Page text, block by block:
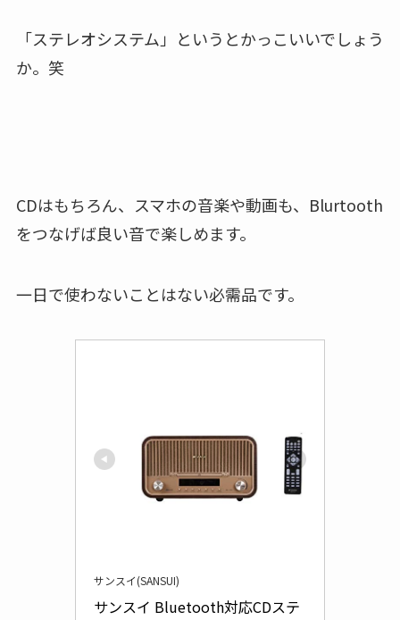
「ステレオシステム」というとかっこいいでしょう
か。笑
CDはもちろん、スマホの音楽や動画も、Blurtooth
をつなげば良い音で楽しめます。
一日で使わないことはない必需品です。
サンスイ(SANSUI)
サンスイ Bluetooth対応CDステ